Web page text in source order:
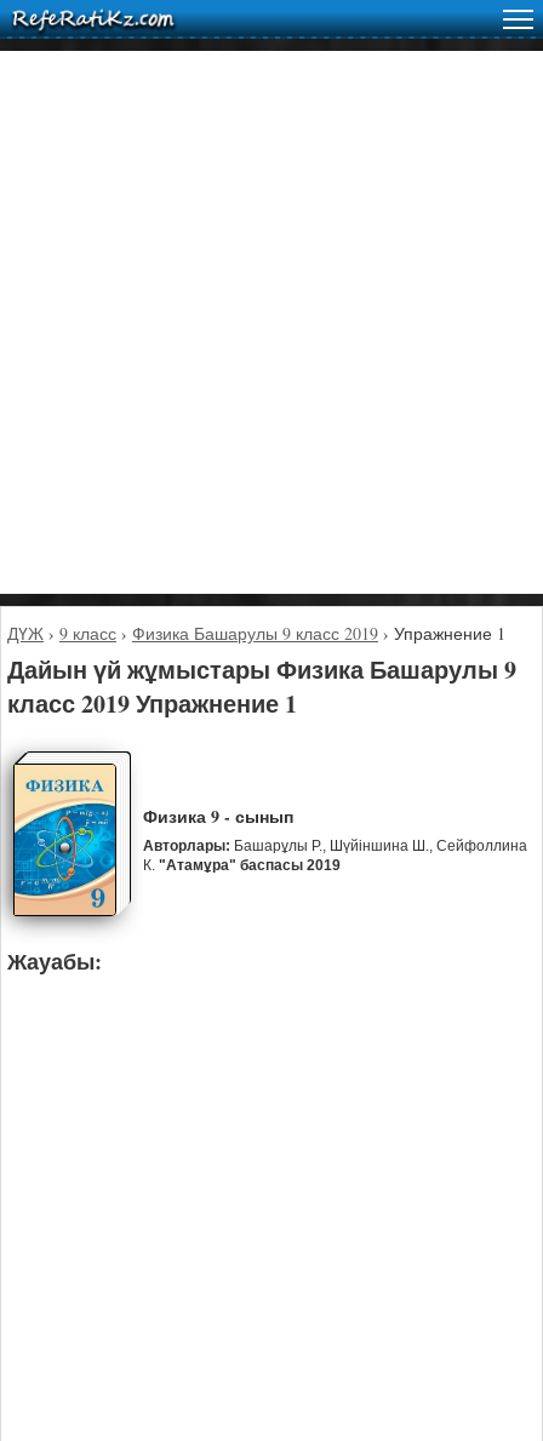
ДҮЖ › 9 класс › Физика Башарулы 9 класс 2019 › Упражнение 1
Дайын үй жұмыстары Физика Башарулы 9
класс 2019 Упражнение 1
Физика 9 - сынып
Авторлары: Башарұлы Р., Шүйіншина Ш., Сейфоллина
К. "Атамұра" баспасы 2019
Жауабы: